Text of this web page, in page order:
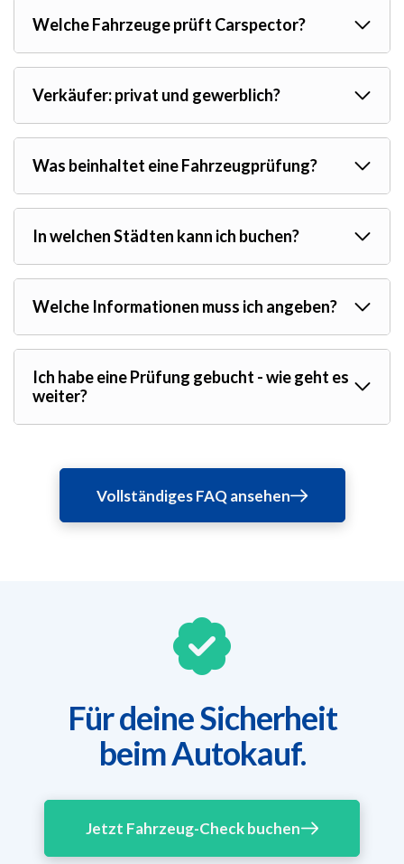
Welche Fahrzeuge prüft Carspector?
Verkäufer: privat und gewerblich?
Was beinhaltet eine Fahrzeugprüfung?
In welchen Städten kann ich buchen?
Welche Informationen muss ich angeben?
Ich habe eine Prüfung gebucht - wie geht es
weiter?
Vollständiges FAQ ansehen
Für deine Sicherheit
beim Autokauf.
Jetzt Fahrzeug-Check buchen